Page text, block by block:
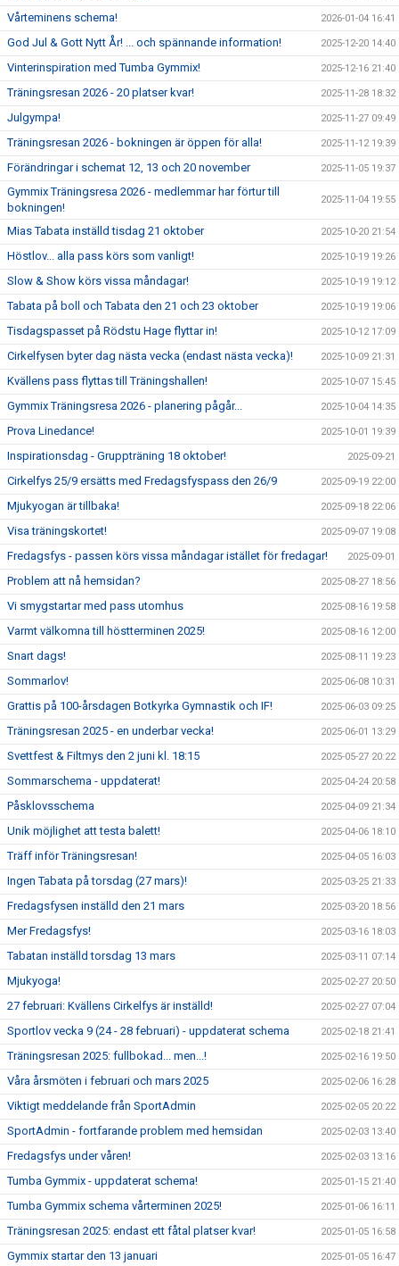
Vårteminens schema! 2026-01-04 16:41
God Jul & Gott Nytt År! ... och spännande information! 2025-12-20 14:40
Vinterinspiration med Tumba Gymmix! 2025-12-16 21:40
Träningsresan 2026 - 20 platser kvar! 2025-11-28 18:32
Julgympa! 2025-11-27 09:49
Träningsresan 2026 - bokningen är öppen för alla! 2025-11-12 19:39
Förändringar i schemat 12, 13 och 20 november 2025-11-05 19:37
Gymmix Träningsresa 2026 - medlemmar har förtur till
bokningen!
2025-11-04 19:55
Mias Tabata inställd tisdag 21 oktober 2025-10-20 21:54
Höstlov... alla pass körs som vanligt! 2025-10-19 19:26
Slow & Show körs vissa måndagar! 2025-10-19 19:12
Tabata på boll och Tabata den 21 och 23 oktober 2025-10-19 19:06
Tisdagspasset på Rödstu Hage flyttar in! 2025-10-12 17:09
Cirkelfysen byter dag nästa vecka (endast nästa vecka)! 2025-10-09 21:31
Kvällens pass flyttas till Träningshallen! 2025-10-07 15:45
Gymmix Träningsresa 2026 - planering pågår... 2025-10-04 14:35
Prova Linedance! 2025-10-01 19:39
Inspirationsdag - Gruppträning 18 oktober! 2025-09-21
Cirkelfys 25/9 ersätts med Fredagsfyspass den 26/9 2025-09-19 22:00
Mjukyogan är tillbaka! 2025-09-18 22:06
Visa träningskortet! 2025-09-07 19:08
Fredagsfys - passen körs vissa måndagar istället för fredagar! 2025-09-01
Problem att nå hemsidan? 2025-08-27 18:56
Vi smygstartar med pass utomhus 2025-08-16 19:58
Varmt välkomna till höstterminen 2025! 2025-08-16 12:00
Snart dags! 2025-08-11 19:23
Sommarlov! 2025-06-08 10:31
Grattis på 100-årsdagen Botkyrka Gymnastik och IF! 2025-06-03 09:25
Träningsresan 2025 - en underbar vecka! 2025-06-01 13:29
Svettfest & Filtmys den 2 juni kl. 18:15 2025-05-27 20:22
Sommarschema - uppdaterat! 2025-04-24 20:58
Påsklovsschema 2025-04-09 21:34
Unik möjlighet att testa balett! 2025-04-06 18:10
Träff inför Träningsresan! 2025-04-05 16:03
Ingen Tabata på torsdag (27 mars)! 2025-03-25 21:33
Fredagsfysen inställd den 21 mars 2025-03-20 18:56
Mer Fredagsfys! 2025-03-16 18:03
Tabatan inställd torsdag 13 mars 2025-03-11 07:14
Mjukyoga! 2025-02-27 20:50
27 februari: Kvällens Cirkelfys är inställd! 2025-02-27 07:04
Sportlov vecka 9 (24 - 28 februari) - uppdaterat schema 2025-02-18 21:41
Träningsresan 2025: fullbokad... men...! 2025-02-16 19:50
Våra årsmöten i februari och mars 2025 2025-02-06 16:28
Viktigt meddelande från SportAdmin 2025-02-05 20:22
SportAdmin - fortfarande problem med hemsidan 2025-02-03 13:40
Fredagsfys under våren! 2025-02-03 13:16
Tumba Gymmix - uppdaterat schema! 2025-01-15 21:40
Tumba Gymmix schema vårterminen 2025! 2025-01-06 16:11
Träningsresan 2025: endast ett fåtal platser kvar! 2025-01-05 16:58
Gymmix startar den 13 januari 2025-01-05 16:47